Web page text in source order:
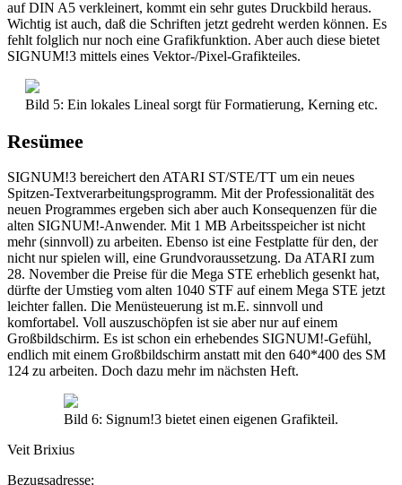
auf DIN A5 verkleinert, kommt ein sehr gutes Druckbild heraus.
Wichtig ist auch, daß die Schriften jetzt gedreht werden können. Es
fehlt folglich nur noch eine Grafikfunktion. Aber auch diese bietet
SIGNUM!3 mittels eines Vektor-/Pixel-Grafikteiles.
Bild 5: Ein lokales Lineal sorgt für Formatierung, Kerning etc.
Resümee
SIGNUM!3 bereichert den ATARI ST/STE/TT um ein neues
Spitzen-Textverarbeitungsprogramm. Mit der Professionalität des
neuen Programmes ergeben sich aber auch Konsequenzen für die
alten SIGNUM!-Anwender. Mit 1 MB Arbeitsspeicher ist nicht
mehr (sinnvoll) zu arbeiten. Ebenso ist eine Festplatte für den, der
nicht nur spielen will, eine Grundvoraussetzung. Da ATARI zum
28. November die Preise für die Mega STE erheblich gesenkt hat,
dürfte der Umstieg vom alten 1040 STF auf einem Mega STE jetzt
leichter fallen. Die Menüsteuerung ist m.E. sinnvoll und
komfortabel. Voll auszuschöpfen ist sie aber nur auf einem
Großbildschirm. Es ist schon ein erhebendes SIGNUM!-Gefühl,
endlich mit einem Großbildschirm anstatt mit den 640*400 des SM
124 zu arbeiten. Doch dazu mehr im nächsten Heft.
Bild 6: Signum!3 bietet einen eigenen Grafikteil.
Veit Brixius
Bezugsadresse: